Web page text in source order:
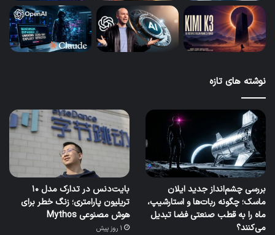
نوشته های تازه
بررسی چشم‌انداز جدید ایلان
ماسک؛ چگونه ربات‌ها و استارشیپ،
ماه را به قطب صنعتی فضا تبدیل
می‌کنند؟
بایت‌دنس در تدارک مدل ۱۰
تریلیون پارامتری؛ زنگ خطر برای
هوش مصنوعی Mythos
1 روز پیش